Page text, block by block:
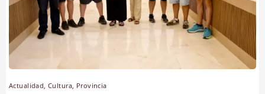
Actualidad,Cultura, Provincia